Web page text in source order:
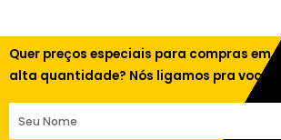
Quer preços especiais para compras em
alta quantidade? Nós ligamos pra você!